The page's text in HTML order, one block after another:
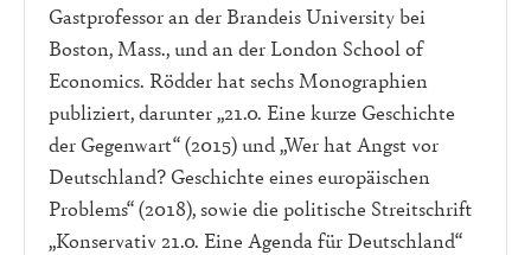
Gastprofessor an der Brandeis University bei
Boston, Mass., und an der London School of
Economics. Rödder hat sechs Monographien
publiziert, darunter „21.0. Eine kurze Geschichte
der Gegenwart“ (2015) und „Wer hat Angst vor
Deutschland? Geschichte eines europäischen
Problems“ (2018), sowie die politische Streitschrift
„Konservativ 21.0. Eine Agenda für Deutschland“